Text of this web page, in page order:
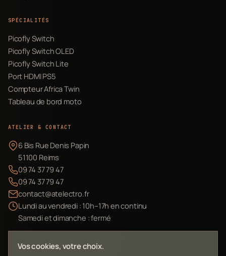
SPÉCIALITÉS
Picofly Switch
Picofly Switch OLED
Picofly Switch Lite
Port HDMI PS5
Compteur Africa Twin
Tableau de bord moto
ATELIER & CONTACT
6 Bis Rue Denis Papin
51100 Reims
09 74 37 79 47
09 74 37 79 47
contact@atelectro.fr
Lundi au vendredi : 10h–17h en continu
Samedi et dimanche : fermé
Envoyer mon matériel
Vos cookies, votre choix.